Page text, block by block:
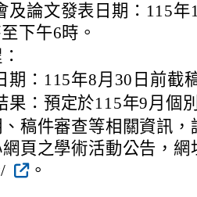
及論文發表日期：115年
下午6時。
期：115年8月30日前截
果：預定於115年9月個
稿件審查等相關資訊
頁之學術活動公告，網
。